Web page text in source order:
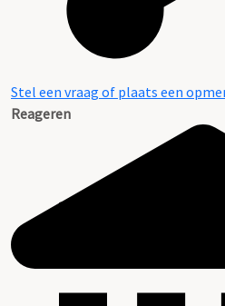
Aanvulling archief A.P. de
Stel een vraag of plaats een
Reageren